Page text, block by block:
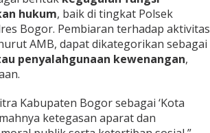
hukum, baik di tingkat Polsek
Bogor. Pembiaran terhadap aktivitas
AMB, dapat dikategorikan sebagai
penyalahgunaan kewenangan,
Kabupaten Bogor sebagai ‘Kota
ketegasan aparat dan